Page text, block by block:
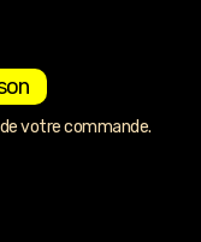
votre commande.